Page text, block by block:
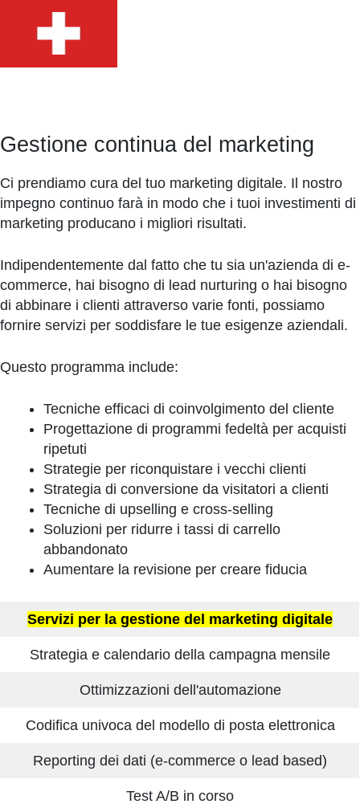
Gestione continua del marketing
Ci prendiamo cura del tuo marketing digitale. Il nostro
impegno continuo farà in modo che i tuoi investimenti di
marketing producano i migliori risultati.
Indipendentemente dal fatto che tu sia un'azienda di e-
commerce, hai bisogno di lead nurturing o hai bisogno
di abbinare i clienti attraverso varie fonti, possiamo
fornire servizi per soddisfare le tue esigenze aziendali.
Questo programma include:
Tecniche efficaci di coinvolgimento del cliente
Progettazione di programmi fedeltà per acquisti
ripetuti
Strategie per riconquistare i vecchi clienti
Strategia di conversione da visitatori a clienti
Tecniche di upselling e cross-selling
Soluzioni per ridurre i tassi di carrello
abbandonato
Aumentare la revisione per creare fiducia
Servizi per la gestione del marketing digitale
Strategia e calendario della campagna mensile
Ottimizzazioni dell'automazione
Codifica univoca del modello di posta elettronica
Reporting dei dati (e-commerce o lead based)
Test A/B in corso